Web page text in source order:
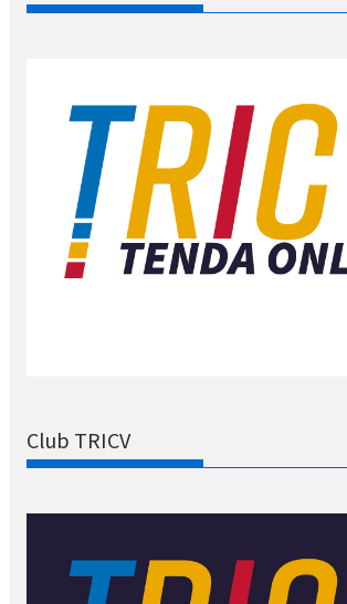
Club TRICV